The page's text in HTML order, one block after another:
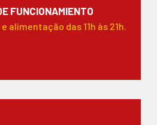
FUNCIONAMIENTO
alimentação das 11h às 21h.